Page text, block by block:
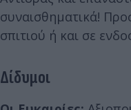
συναισθηματικά!
σπιτιού ή και σε
Δίδυμοι